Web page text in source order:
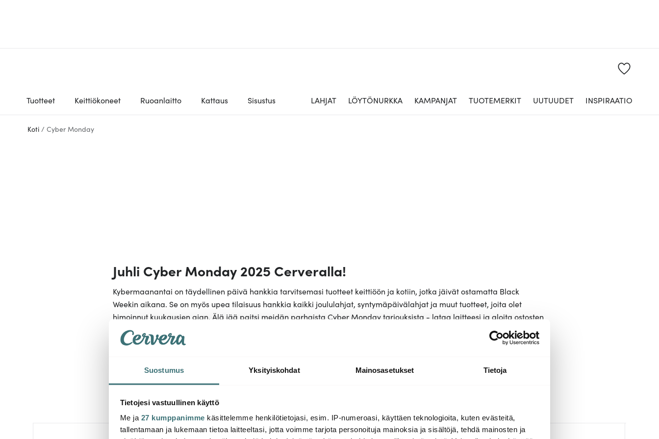
Suostumus Yksityiskohdat Mainosasetukset Tietoja
Tietojesi vastuullinen käyttö
Me ja 27 kumppanimme käsittelemme henkilötietojasi, esim. IP-numeroasi, käyttäen teknologioita, kuten evästeitä,
tallentamaan ja lukemaan tietoa laitteeltasi, jotta voimme tarjota personoituja mainoksia ja sisältöjä, tehdä mainosten ja
Tuotteet Keittiökoneet Ruoanlaitto Kattaus Sisustus LAHJAT LÖYTÖNURKKA KAMPANJAT TUOTEMERKIT UUTUUDET INSPIRAATIO
Koti / Cyber Monday
Juhli Cyber Monday 2025 Cerveralla!
Kybermaanantai on täydellinen päivä hankkia tarvitsemasi tuotteet keittiöön ja kotiin, jotka jäivät ostamatta Black
Weekin aikana. Se on myös upea tilaisuus hankkia kaikki joululahjat, syntymäpäivälahjat ja muut tuotteet, joita olet
himoinnut kuukausien ajan. Älä jää paitsi meidän parhaista Cyber Monday tarjouksista - lataa laitteesi ja aloita ostosten
teko!